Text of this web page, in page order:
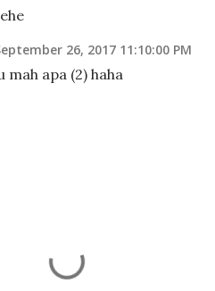
26, 2017 11:10:00 PM
mah apa (2) haha